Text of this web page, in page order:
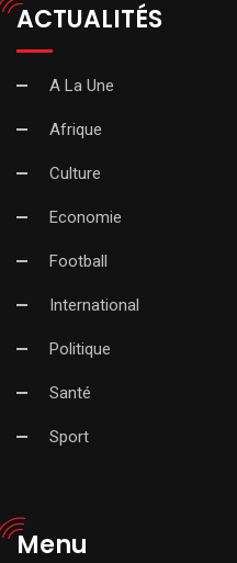
ACTUALITÉS
A La Une
Afrique
Culture
Economie
Football
International
Politique
Santé
Sport
Menu